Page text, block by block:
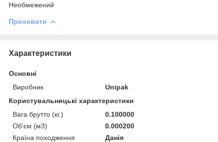
Необмежений
Приховати
Характеристики
Основні
Виробник
Unipak
Користувальницькі характеристики
Вага брутто (кг.)
0.100000
Об'єм (м3)
0.000200
Країна походження
Данія